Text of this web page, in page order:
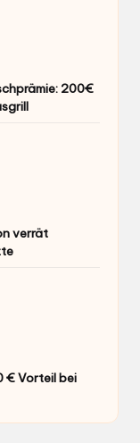
200€
verrät
€ Vorteil bei